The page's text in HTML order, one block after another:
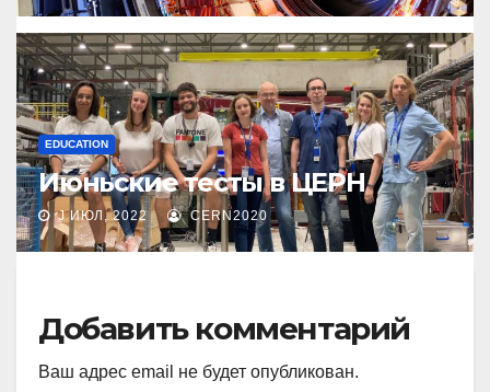
EDUCATION
Июньские тесты в ЦЕРН
J ИЮЛ, 2022 CERN2020
Добавить комментарий
Ваш адрес email не будет опубликован.